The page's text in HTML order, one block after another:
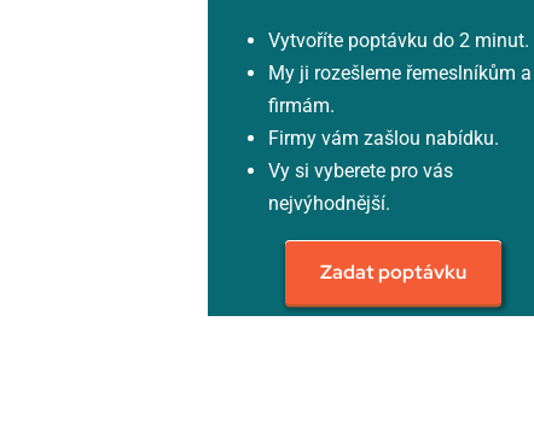
Vytvoříte poptávku do 2 minut.
My ji rozešleme řemeslníkům a
firmám.
Firmy vám zašlou nabídku.
Vy si vyberete pro vás
nejvýhodnější.
Zadat poptávku